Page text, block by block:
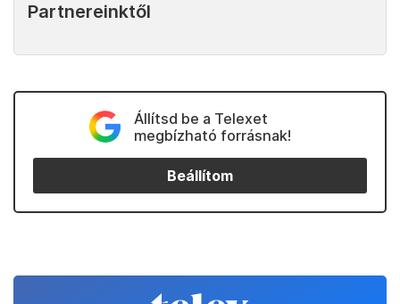
Partnereinktől
Állítsd be a Telexet
megbízható forrásnak!
Beállítom